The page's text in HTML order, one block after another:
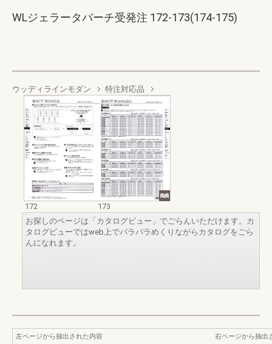
WLジェラータバーチ受発注 172-173(174-175)
ウッディラインモダン 特注対応品
172
173
お探しのページは「カタログビュー」でごらんいただけます。カ
タログビューではweb上でパラパラめくりながらカタログをごら
んになれます。
左ページから抽出された内容
右ページから抽出